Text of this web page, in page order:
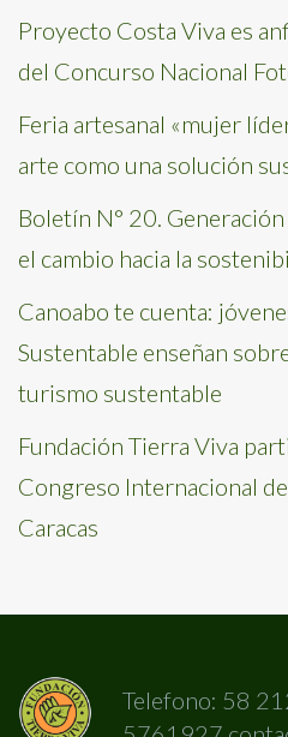
Proyecto Costa Viva es
del Concurso Nacional
Feria artesanal «mujer
arte como una solución
Boletín N° 20.
el cambio hacia la
Canoabo te cuenta:
Sustentable enseñan
turismo sustentable
Fundación Tierra Viva
Congreso Internacional
Caracas
Telefono: 58